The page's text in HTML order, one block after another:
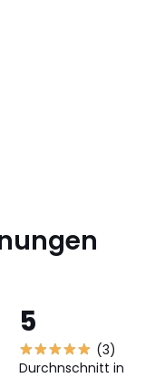
5
(3)
Durchnschnitt in